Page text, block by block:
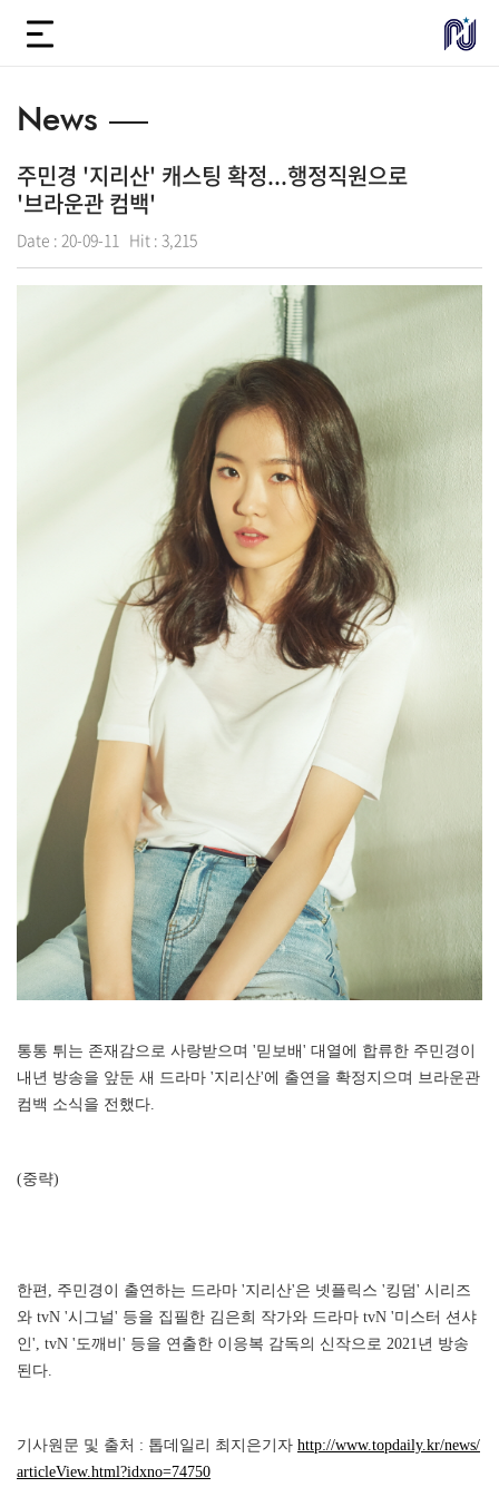
News
주민경 '지리산' 캐스팅 확정...행정직원으로
'브라운관 컴백'
Date : 20-09-11 Hit : 3,215
통통 튀는 존재감으로 사랑받으며 '믿보배' 대열에 합류한 주민경이
내년 방송을 앞둔 새 드라마 '지리산'에 출연을 확정지으며 브라운관
컴백 소식을 전했다.
(중략)
한편, 주민경이 출연하는 드라마 '지리산'은 넷플릭스 '킹덤' 시리즈
와 tvN '시그널' 등을 집필한 김은희 작가와 드라마 tvN '미스터 션샤
인', tvN '도깨비' 등을 연출한 이응복 감독의 신작으로 2021년 방송
된다.
기사원문 및 출처 : 톱데일리 최지은기자 http://www.topdaily.kr/news/
articleView.html?idxno=74750